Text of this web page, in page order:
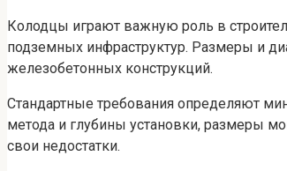
Колодцы играют важную роль в
подземных инфраструктур. Размеры и
железобетонных конструкций.
Стандартные требования определяют
метода и глубины установки, размеры
свои недостатки.